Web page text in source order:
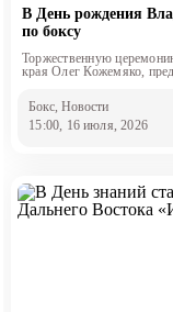
В День рождения
по боксу
Торжественную
края Олег Кожемяко,
Бокс , Новости
15:00, 16 июля, 2026